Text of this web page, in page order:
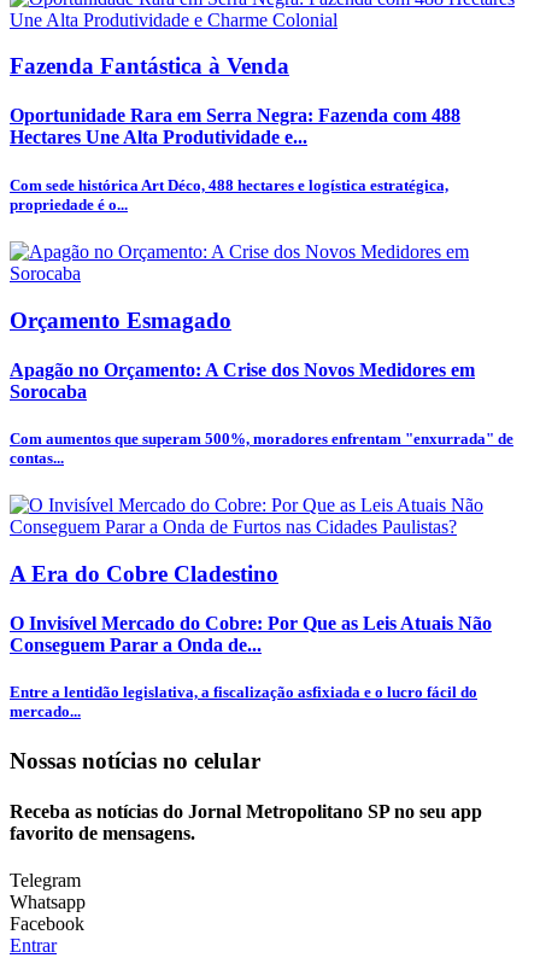
Fazenda Fantástica à Venda
Oportunidade Rara em Serra Negra: Fazenda com 488
Hectares Une Alta Produtividade e...
Com sede histórica Art Déco, 488 hectares e logística estratégica,
propriedade é o...
Orçamento Esmagado
Apagão no Orçamento: A Crise dos Novos Medidores em
Sorocaba
Com aumentos que superam 500%, moradores enfrentam "enxurrada" de
contas...
A Era do Cobre Cladestino
O Invisível Mercado do Cobre: Por Que as Leis Atuais Não
Conseguem Parar a Onda de...
Entre a lentidão legislativa, a fiscalização asfixiada e o lucro fácil do
mercado...
Nossas notícias no celular
Receba as notícias do Jornal Metropolitano SP no seu app
favorito de mensagens.
Telegram
Whatsapp
Facebook
Entrar